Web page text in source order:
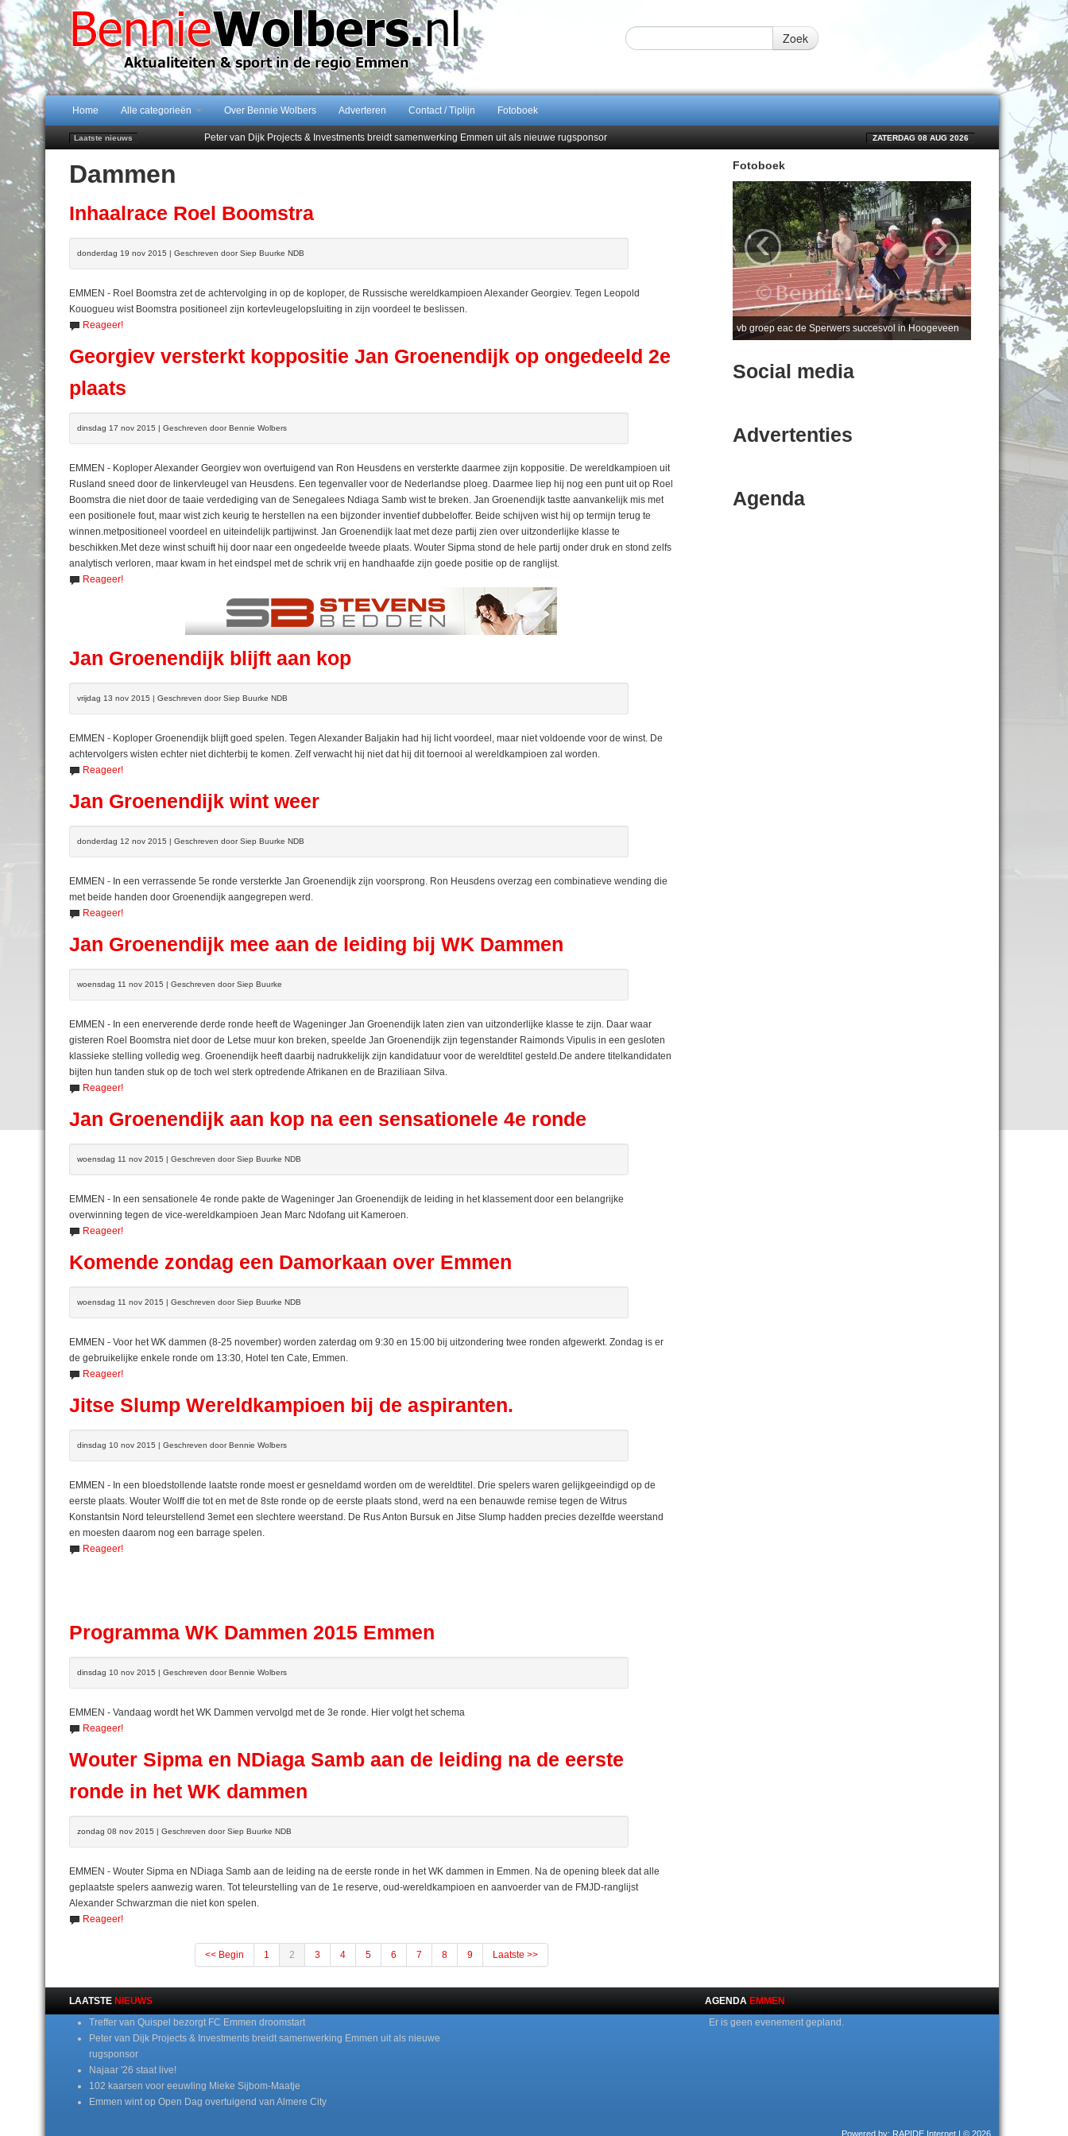
Zoek
Home Alle categorieën Over Bennie Wolbers Adverteren Contact / Tiplijn Fotoboek
Laatste nieuws
Peter van Dijk Projects & Investments breidt samenwerking Emmen uit als nieuwe rugsponsor
ZATERDAG 08 AUG 2026
Dammen
Inhaalrace Roel Boomstra
donderdag 19 nov 2015 | Geschreven door Siep Buurke NDB
EMMEN - Roel Boomstra zet de achtervolging in op de koploper, de Russische wereldkampioen Alexander Georgiev. Tegen Leopold
Kouogueu wist Boomstra positioneel zijn kortevleugelopsluiting in zijn voordeel te beslissen.
Reageer!
Georgiev versterkt koppositie Jan Groenendijk op ongedeeld 2e
plaats
dinsdag 17 nov 2015 | Geschreven door Bennie Wolbers
EMMEN - Koploper Alexander Georgiev won overtuigend van Ron Heusdens en versterkte daarmee zijn koppositie. De wereldkampioen uit
Rusland sneed door de linkervleugel van Heusdens. Een tegenvaller voor de Nederlandse ploeg. Daarmee liep hij nog een punt uit op Roel
Boomstra die niet door de taaie verdediging van de Senegalees Ndiaga Samb wist te breken. Jan Groenendijk tastte aanvankelijk mis met
een positionele fout, maar wist zich keurig te herstellen na een bijzonder inventief dubbeloffer. Beide schijven wist hij op termijn terug te
winnen.metpositioneel voordeel en uiteindelijk partijwinst. Jan Groenendijk laat met deze partij zien over uitzonderlijke klasse te
beschikken.Met deze winst schuift hij door naar een ongedeelde tweede plaats. Wouter Sipma stond de hele partij onder druk en stond zelfs
analytisch verloren, maar kwam in het eindspel met de schrik vrij en handhaafde zijn goede positie op de ranglijst.
Reageer!
Jan Groenendijk blijft aan kop
vrijdag 13 nov 2015 | Geschreven door Siep Buurke NDB
EMMEN - Koploper Groenendijk blijft goed spelen. Tegen Alexander Baljakin had hij licht voordeel, maar niet voldoende voor de winst. De
achtervolgers wisten echter niet dichterbij te komen. Zelf verwacht hij niet dat hij dit toernooi al wereldkampioen zal worden.
Reageer!
Jan Groenendijk wint weer
donderdag 12 nov 2015 | Geschreven door Siep Buurke NDB
EMMEN - In een verrassende 5e ronde versterkte Jan Groenendijk zijn voorsprong. Ron Heusdens overzag een combinatieve wending die
met beide handen door Groenendijk aangegrepen werd.
Reageer!
Jan Groenendijk mee aan de leiding bij WK Dammen
woensdag 11 nov 2015 | Geschreven door Siep Buurke
EMMEN - In een enerverende derde ronde heeft de Wageninger Jan Groenendijk laten zien van uitzonderlijke klasse te zijn. Daar waar
gisteren Roel Boomstra niet door de Letse muur kon breken, speelde Jan Groenendijk zijn tegenstander Raimonds Vipulis in een gesloten
klassieke stelling volledig weg. Groenendijk heeft daarbij nadrukkelijk zijn kandidatuur voor de wereldtitel gesteld.De andere titelkandidaten
bijten hun tanden stuk op de toch wel sterk optredende Afrikanen en de Braziliaan Silva.
Reageer!
Jan Groenendijk aan kop na een sensationele 4e ronde
woensdag 11 nov 2015 | Geschreven door Siep Buurke NDB
EMMEN - In een sensationele 4e ronde pakte de Wageninger Jan Groenendijk de leiding in het klassement door een belangrijke
overwinning tegen de vice-wereldkampioen Jean Marc Ndofang uit Kameroen.
Reageer!
Komende zondag een Damorkaan over Emmen
woensdag 11 nov 2015 | Geschreven door Siep Buurke NDB
EMMEN - Voor het WK dammen (8-25 november) worden zaterdag om 9:30 en 15:00 bij uitzondering twee ronden afgewerkt. Zondag is er
de gebruikelijke enkele ronde om 13:30, Hotel ten Cate, Emmen.
Reageer!
Jitse Slump Wereldkampioen bij de aspiranten.
dinsdag 10 nov 2015 | Geschreven door Bennie Wolbers
EMMEN - In een bloedstollende laatste ronde moest er gesneldamd worden om de wereldtitel. Drie spelers waren gelijkgeeindigd op de
eerste plaats. Wouter Wolff die tot en met de 8ste ronde op de eerste plaats stond, werd na een benauwde remise tegen de Witrus
Konstantsin Nord teleurstellend 3emet een slechtere weerstand. De Rus Anton Bursuk en Jitse Slump hadden precies dezelfde weerstand
en moesten daarom nog een barrage spelen.
Reageer!
Programma WK Dammen 2015 Emmen
dinsdag 10 nov 2015 | Geschreven door Bennie Wolbers
EMMEN - Vandaag wordt het WK Dammen vervolgd met de 3e ronde. Hier volgt het schema
Reageer!
Wouter Sipma en NDiaga Samb aan de leiding na de eerste
ronde in het WK dammen
zondag 08 nov 2015 | Geschreven door Siep Buurke NDB
EMMEN - Wouter Sipma en NDiaga Samb aan de leiding na de eerste ronde in het WK dammen in Emmen. Na de opening bleek dat alle
geplaatste spelers aanwezig waren. Tot teleurstelling van de 1e reserve, oud-wereldkampioen en aanvoerder van de FMJD-ranglijst
Alexander Schwarzman die niet kon spelen.
Reageer!
<< Begin 1 2 3 4 5 6 7 8 9 Laatste >>
Fotoboek
vb groep eac de Sperwers succesvol in Hoogeveen
‹ ›
Social media
Advertenties
Agenda
LAATSTE NIEUWS
Treffer van Quispel bezorgt FC Emmen droomstart
Peter van Dijk Projects & Investments breidt samenwerking Emmen uit als nieuwe
rugsponsor
Najaar '26 staat live!
102 kaarsen voor eeuwling Mieke Sijbom-Maatje
Emmen wint op Open Dag overtuigend van Almere City
AGENDA EMMEN
Er is geen evenement gepland.
Powered by: RAPIDE Internet | © 2026